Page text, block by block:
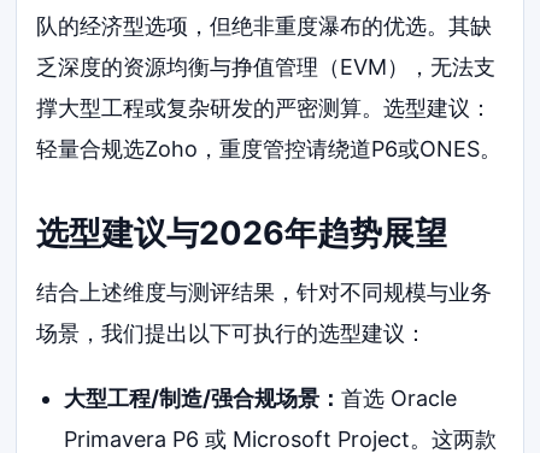
队的经济型选项，但绝非重度瀑布的优选。其缺
乏深度的资源均衡与挣值管理（EVM），无法支
撑大型工程或复杂研发的严密测算。选型建议：
轻量合规选Zoho，重度管控请绕道P6或ONES。
选型建议与2026年趋势展望
结合上述维度与测评结果，针对不同规模与业务
场景，我们提出以下可执行的选型建议：
大型工程/制造/强合规场景： 首选 Oracle
Primavera P6 或 Microsoft Project。这两款